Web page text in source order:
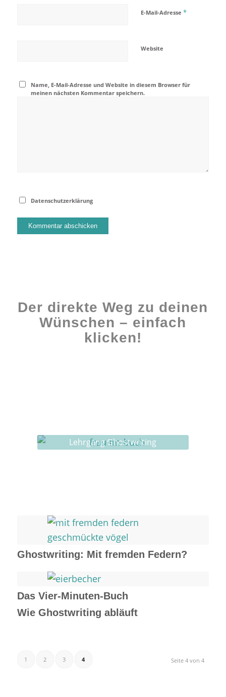
E-Mail-Adresse *
Website
Name, E-Mail-Adresse und Website in diesem Browser für
meinen nächsten Kommentar speichern.
Datenschutzerklärung
Der direkte Weg zu deinen
Wünschen – einfach
klicken!
Lehrgang Ghostwriting
Ghostwriting: Mit fremden Federn?
Das Vier-Minuten-Buch
Wie Ghostwriting abläuft
Seite 4 von 4
1 2 3 4